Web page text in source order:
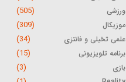
ورزشی (505)
موزیکال (309)
علمی تخیلی و فانتزی (34)
برنامه تلویزیونی (15)
بازی (3)